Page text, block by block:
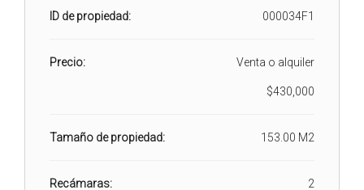
ID de propiedad: 000034F1
Precio: Venta o alquiler
$430,000
Tamaño de propiedad: 153.00 M2
Recámaras: 2